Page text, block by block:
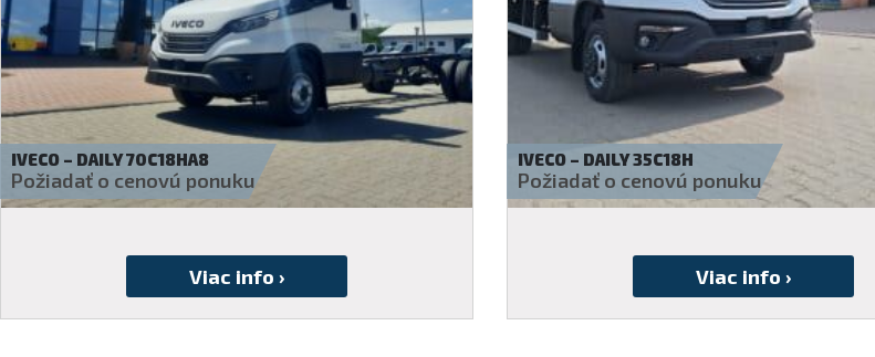
IVECO – DAILY 35C18H
Požiadať o cenovú ponuku
IVECO – DAILY 35S14H
Požiadať o cenovú ponuku